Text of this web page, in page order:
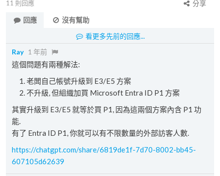
11 則回應
分享
回應
沒有幫助
看更多先前的回應...
Ray 1 年前
這個問題有兩種解法:
老闆自己帳號升級到 E3/E5 方案
不升級, 但組織加買 Microsoft Entra ID P1 方案
其實升級到 E3/E5 就等於買 P1, 因為這兩個方案內含 P1 功
能.
有了 Entra ID P1, 你就可以有不限數量的外部訪客人數.
https://chatgpt.com/share/6819de1f-7d70-8002-bb45-
607105d62639